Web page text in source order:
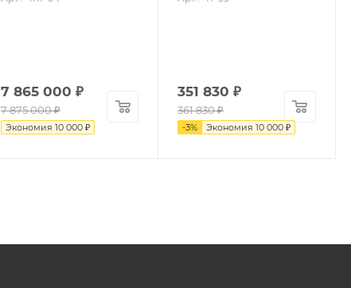
7 865 000 ₽
7 875 000₽
Экономия 10 000 ₽
351 830 ₽
361 830₽
-3% Экономия 10 000 ₽